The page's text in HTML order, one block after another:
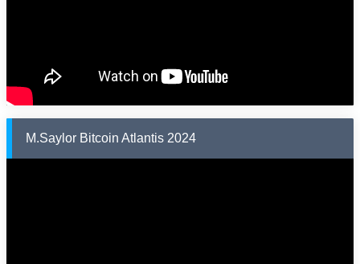
M.Saylor Bitcoin Atlantis 2024